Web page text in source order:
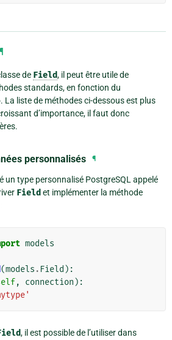
de Field, il peut être utile de
standards, en fonction du
liste de méthodes ci-dessous est plus
d’importance, il faut donc
personnalisés ¶
un type personnalisé PostgreSQL appelé
Field et implémenter la méthode
models
(models . Field ):
, connection ):
, il est possible de l’utiliser dans